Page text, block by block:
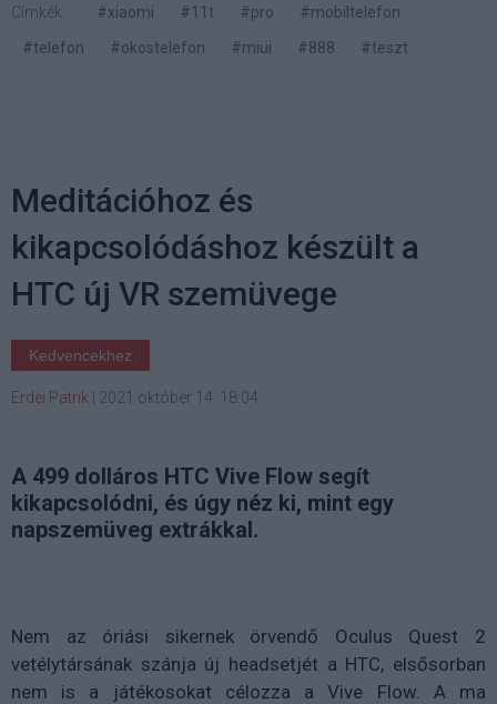
Címkék: #xiaomi #11t #pro
#mobiltelefon
#telefon
#okostelefon #miui #888 #teszt
Meditációhoz és
kikapcsolódáshoz készült a
HTC új VR szemüvege
Kedvencekhez
Erdei Patrik 2021 október 14. 18:04
A 499 dolláros HTC Vive Flow segít
kikapcsolódni, és úgy néz ki, mint egy
napszemüveg extrákkal.
Nem az óriási sikernek örvendő Oculus Quest 2
vetélytársának szánja új headsetjét a HTC, elsősorban
nem is a játékosokat célozza a Vive Flow. A ma